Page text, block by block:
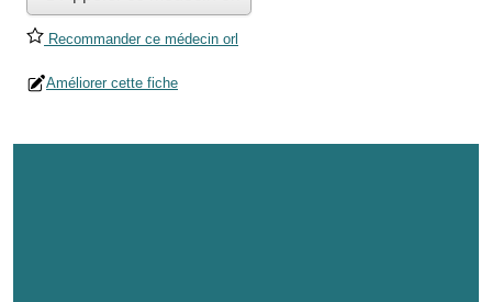
Recommander ce médecin orl
Améliorer cette fiche